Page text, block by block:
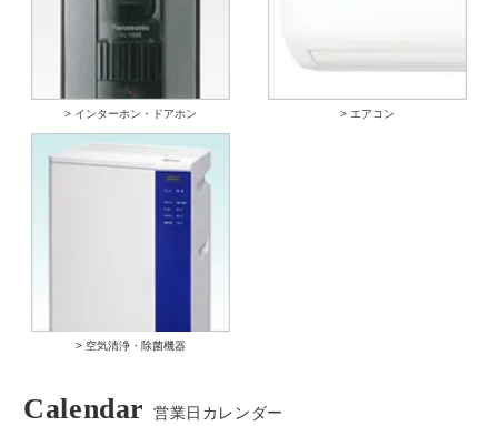
> インターホン・ドアホン > エアコン
> 空気清浄・除菌機器
Calendar 営業日カレンダー